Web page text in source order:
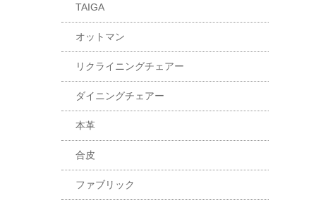
TAIGA
オットマン
リクライニングチェアー
ダイニングチェアー
本革
合皮
ファブリック